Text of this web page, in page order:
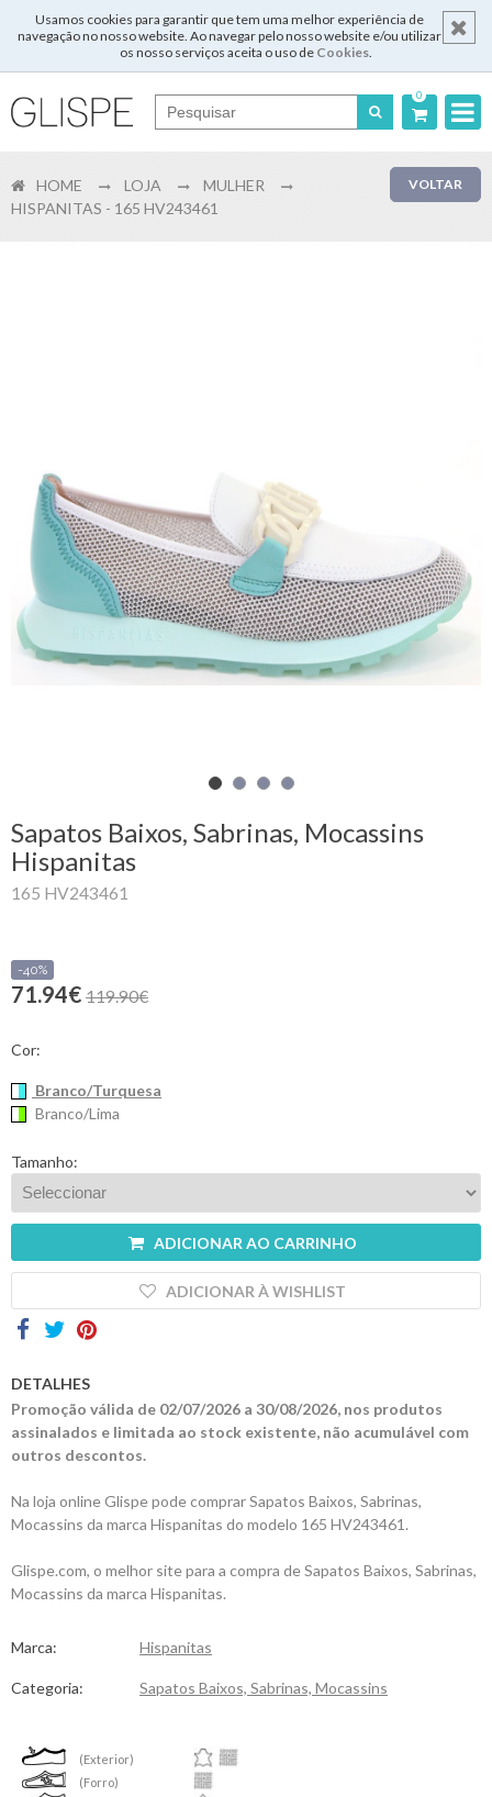
Usamos cookies para garantir que tem uma melhor experiência de
navegação no nosso website. Ao navegar pelo nosso website e/ou utilizar
os nosso serviços aceita o uso de Cookies.
0
English
Carrinho
de
compras
Glispe
Mulher
Marcas
Outlet
VOLTAR
HOME LOJA
MULHER
HISPANITAS - 165 HV243461
Sapatos Baixos, Sabrinas, Mocassins
Hispanitas
165 HV243461
-40%
71.94€ 119.90€
Cor:
Branco/Turquesa
Branco/Lima
Tamanho:
ADICIONAR AO CARRINHO
ADICIONAR À WISHLIST
DETALHES
Promoção válida de 02/07/2026 a 30/08/2026, nos produtos
assinalados e limitada ao stock existente, não acumulável com
outros descontos.
Na loja online Glispe pode comprar Sapatos Baixos, Sabrinas,
Mocassins da marca Hispanitas do modelo 165 HV243461.
Glispe.com, o melhor site para a compra de Sapatos Baixos, Sabrinas,
Mocassins da marca Hispanitas.
Marca: Hispanitas
Categoria: Sapatos Baixos, Sabrinas, Mocassins
(Exterior)
(Forro)